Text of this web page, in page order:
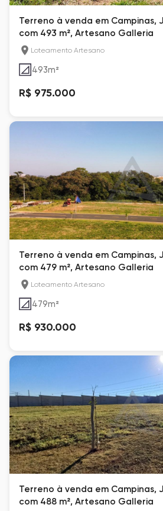
Terreno à venda em Campinas,
com 493 m², Artesano Galleria
Loteamento Artesano
493m²
R$ 975.000
Terreno à venda em Campinas,
com 479 m², Artesano Galleria
Loteamento Artesano
479m²
R$ 930.000
Terreno à venda em Campinas,
com 488 m², Artesano Galleria